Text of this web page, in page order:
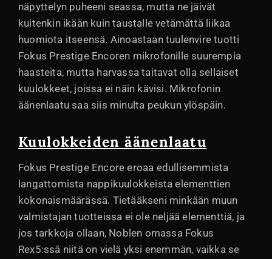
näpyttelyn puheeni seassa, mutta ne jäivät
kuitenkin ikään kuin taustalle vetämättä liikaa
huomiota itseensä. Ainoastaan tuulenvire tuotti
Fokus Prestige Encoren mikrofonille suurempia
haasteita, mutta harvassa taitavat olla sellaiset
kuulokkeet, joissa ei näin kävisi. Mikrofonin
äänenlaatu saa siis minulta peukun ylöspäin.
Kuulokkeiden äänenlaatu
Fokus Prestige Encore eroaa edullisemmista
langattomista nappikuulokkeista elementtien
kokonaismäärässä. Tietääkseni minkään muun
valmistajan tuotteissa ei ole neljää elementtiä, ja
jos tarkkoja ollaan, Noblen omassa Fokus
Rex5:ssä niitä on vielä yksi enemmän, vaikka se